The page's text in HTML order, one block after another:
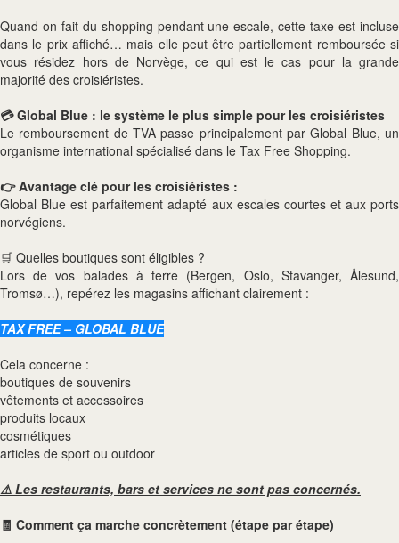
Quand on fait du shopping pendant une escale, cette taxe est incluse
dans le prix affiché… mais elle peut être partiellement remboursée si
vous résidez hors de Norvège, ce qui est le cas pour la grande
majorité des croisiéristes.
💳 Global Blue : le système le plus simple pour les croisiéristes
Le remboursement de TVA passe principalement par Global Blue, un
organisme international spécialisé dans le Tax Free Shopping.
👉 Avantage clé pour les croisiéristes :
Global Blue est parfaitement adapté aux escales courtes et aux ports
norvégiens.
🛒 Quelles boutiques sont éligibles ?
Lors de vos balades à terre (Bergen, Oslo, Stavanger, Ålesund,
Tromsø…), repérez les magasins affichant clairement :
TAX FREE – GLOBAL BLUE
Cela concerne :
boutiques de souvenirs
vêtements et accessoires
produits locaux
cosmétiques
articles de sport ou outdoor
⚠️ Les restaurants, bars et services ne sont pas concernés.
🧾 Comment ça marche concrètement (étape par étape)